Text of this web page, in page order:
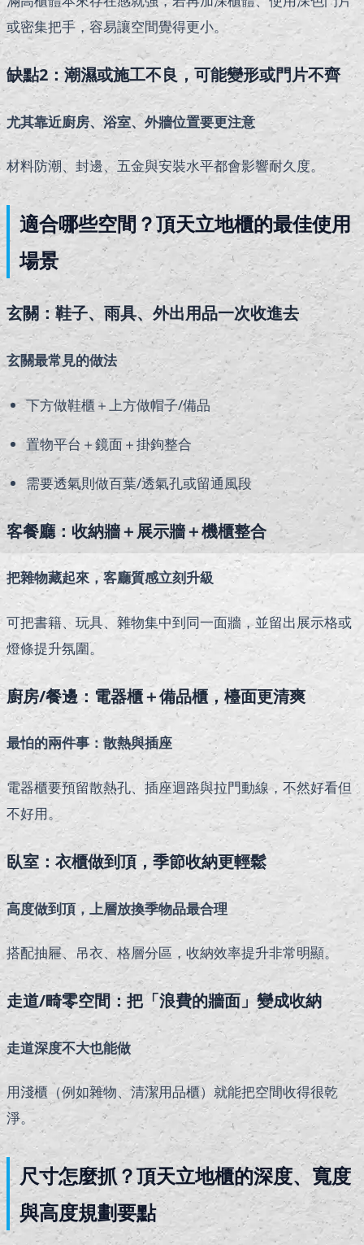
或密集把手，容易讓空間覺得更小。
缺點2：潮濕或施工不良，可能變形或門片不齊
尤其靠近廚房、浴室、外牆位置要更注意
材料防潮、封邊、五金與安裝水平都會影響耐久度。
適合哪些空間？頂天立地櫃的最佳使用
場景
玄關：鞋子、雨具、外出用品一次收進去
玄關最常見的做法
下方做鞋櫃＋上方做帽子/備品
置物平台＋鏡面＋掛鉤整合
需要透氣則做百葉/透氣孔或留通風段
客餐廳：收納牆＋展示牆＋機櫃整合
把雜物藏起來，客廳質感立刻升級
可把書籍、玩具、雜物集中到同一面牆，並留出展示格或
燈條提升氛圍。
廚房/餐邊：電器櫃＋備品櫃，檯面更清爽
最怕的兩件事：散熱與插座
電器櫃要預留散熱孔、插座迴路與拉門動線，不然好看但
不好用。
臥室：衣櫃做到頂，季節收納更輕鬆
高度做到頂，上層放換季物品最合理
搭配抽屜、吊衣、格層分區，收納效率提升非常明顯。
走道/畸零空間：把「浪費的牆面」變成收納
走道深度不大也能做
用淺櫃（例如雜物、清潔用品櫃）就能把空間收得很乾
淨。
尺寸怎麼抓？頂天立地櫃的深度、寬度
與高度規劃要點